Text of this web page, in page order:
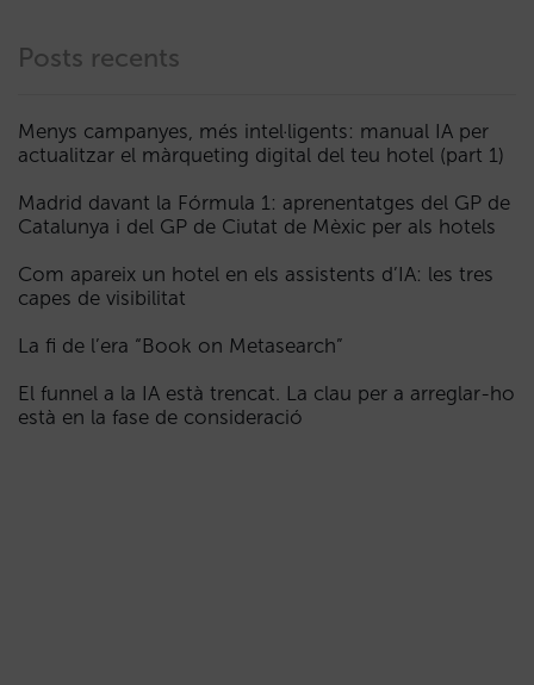
Posts recents
Menys campanyes, més intel·ligents: manual IA per
actualitzar el màrqueting digital del teu hotel (part 1)
Madrid davant la Fórmula 1: aprenentatges del GP de
Catalunya i del GP de Ciutat de Mèxic per als hotels
Com apareix un hotel en els assistents d’IA: les tres
capes de visibilitat
La fi de l’era “Book on Metasearch”
El funnel a la IA està trencat. La clau per a arreglar-ho
està en la fase de consideració